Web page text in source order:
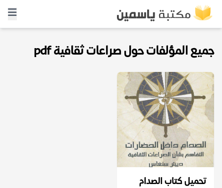
جميع المؤلفات حول صراعات ثقافية pdf
تحميل كتاب الصدام